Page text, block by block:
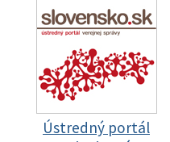
Ústredný portál